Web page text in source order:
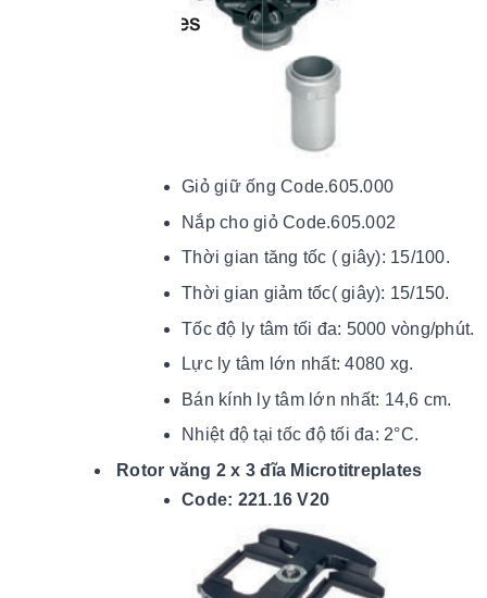
Giỏ giữ ống Code.605.000
Nắp cho giỏ Code.605.002
Thời gian tăng tốc ( giây): 15/100.
Thời gian giảm tốc( giây): 15/150.
Tốc độ ly tâm tối đa: 5000 vòng/phút.
Lực ly tâm lớn nhất: 4080 xg.
Bán kính ly tâm lớn nhất: 14,6 cm.
Nhiệt độ tại tốc độ tối đa: 2°C.
Rotor văng 2 x 3 đĩa Microtitreplates
Code: 221.16 V20